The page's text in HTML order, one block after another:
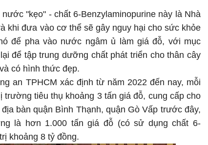
"kẹo" - chất 6-Benzylaminopurine này là Nhà
khi đưa vào cơ thể sẽ gây nguy hại cho sức khỏe
để pha vào nước ngâm ủ làm giá đỗ, với mục
để tập trung dưỡng chất phát triển cho thân cây
có hình thức đẹp.
an TPHCM xác định từ năm 2022 đến nay, mỗi
tiêu thụ khoảng 3 tấn giá đỗ, cung cấp cho
bàn quận Bình Thạnh, quận Gò Vấp trước đây,
là hơn 1.000 tấn giá đỗ (có sử dụng chất 6-
khoảng 8 tỷ đồng.